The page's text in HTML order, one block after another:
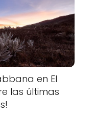
en El
las últimas